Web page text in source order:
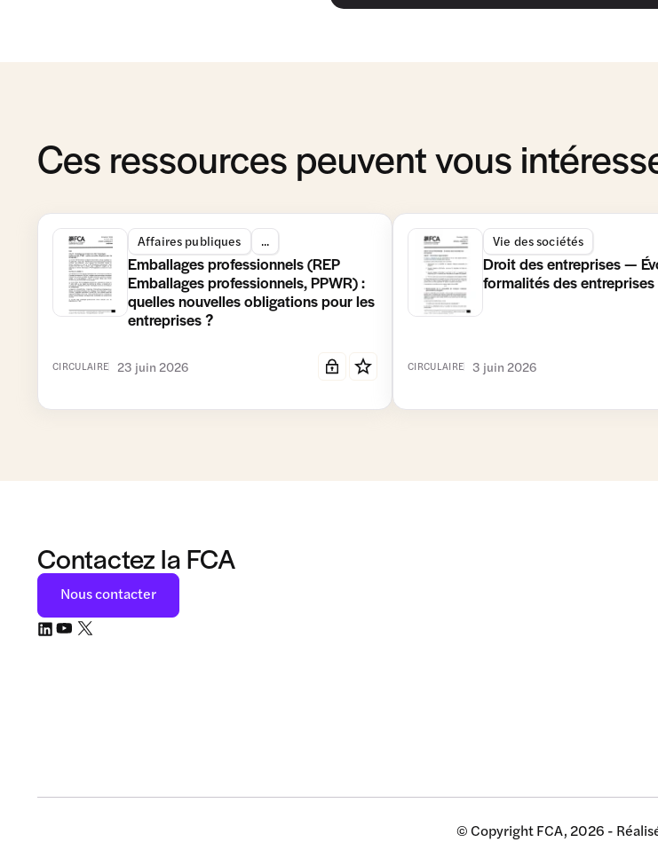
Ces ressources peuvent vous
Affaires publiques ...
Emballages professionnels (REP
Emballages professionnels, PPWR) :
quelles nouvelles obligations pour les
entreprises ?
CIRCULAIRE 23 juin 2026
Vie des sociétés
Droit des entreprises —
formalités des entreprises
CIRCULAIRE 3 juin 2026
Contactez la FCA
Nous contacter
© Copyright FCA, 2026 -